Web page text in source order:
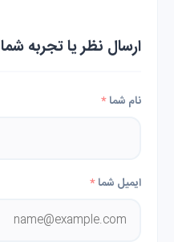
ارسال نظر یا تجربه شما
نام شما*
ایمیل شما*